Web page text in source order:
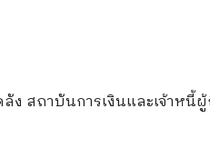
ลัง สถาบันการเงินและเจ้าหนี้